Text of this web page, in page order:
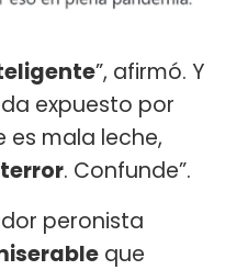
”, afirmó. Y
expuesto por
es mala leche,
. Confunde”.
peronista
que